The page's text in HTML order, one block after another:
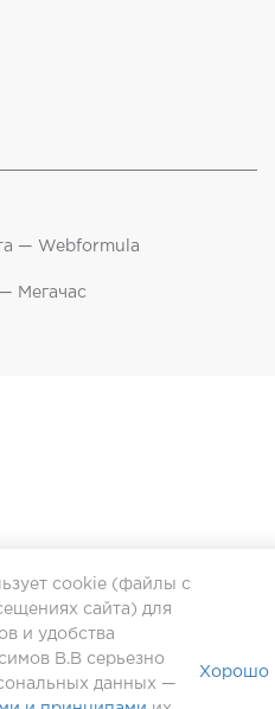
— Webformula
Мегачас
cookie (файлы с
сайта) для
и удобства
В.В серьезно
данных —
Хорошо